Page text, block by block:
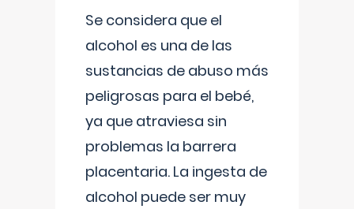
Se considera que el
alcohol es una de las
sustancias de abuso más
peligrosas para el bebé,
ya que atraviesa sin
problemas la barrera
placentaria. La ingesta de
alcohol puede ser muy